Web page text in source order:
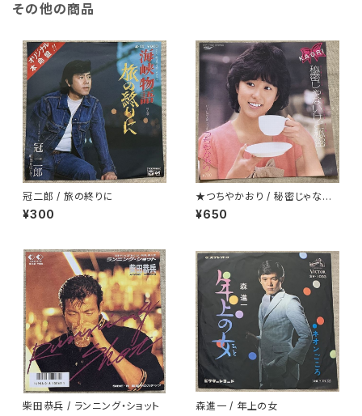
その他の商品
冠二郎 / 旅の終りに
¥300
★つちやかおり / 秘密じゃない
けど秘密
¥650
柴田恭兵 / ランニング・ショット 森進一 / 年上の女